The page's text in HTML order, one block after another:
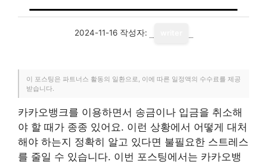
2024-11-16 작성자:
이 포스팅은 파트너스 활동의 일환으로, 이에 따른 일정액의 수수료를 제공
받습니다.
카카오뱅크를 이용하면서 송금이나 입금을 취소해
야 할 때가 종종 있어요. 이런 상황에서 어떻게 대처
해야 하는지 정확히 알고 있다면 불필요한 스트레스
를 줄일 수 있습니다. 이번 포스팅에서는 카카오뱅